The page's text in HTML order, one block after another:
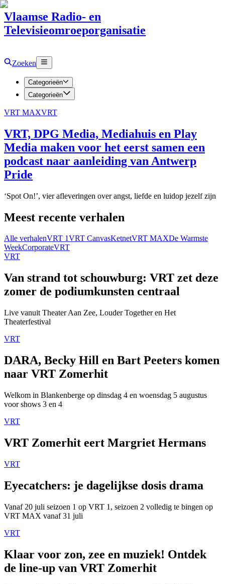
Vlaamse Radio- en
Televisieomroeporganisatie
Zoeken
Categorieën
Categorieën
VRT MAXVRT
VRT, DPG Media, Mediahuis en Play
Media maken voor het eerst samen een
podcast naar aanleiding van Antwerp
Pride
‘Spot On!’, vier afleveringen over angst, liefde en luidop jezelf zijn
Meest recente verhalen
Alle verhalenVRT 1VRT CanvasKetnetVRT MAXDe Warmste
WeekCorporateVRT
VRT
Van strand tot schouwburg: VRT zet deze
zomer de podiumkunsten centraal
Live vanuit Theater Aan Zee, Louder Together en Het
Theaterfestival
VRT
DARA, Becky Hill en Bart Peeters komen
naar VRT Zomerhit
Welkom in Blankenberge op dinsdag 4 en woensdag 5 augustus
voor shows 3 en 4
VRT
VRT Zomerhit eert Margriet Hermans
VRT
Eyecatchers: je dagelijkse dosis drama
Vanaf 20 juli seizoen 1 op VRT 1, seizoen 2 volledig te bingen op
VRT MAX vanaf 31 juli
VRT
Klaar voor zon, zee en muziek! Ontdek
de line-up van VRT Zomerhit